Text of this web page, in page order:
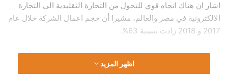
اشار ان هناك اتجاه قوي للتحول من التجارة التقليدية الى التجارة
الإلكترونية في مصر والعالم، مشيرا أن حجم اعمال الشركة خلال عام
2017 و 2018 زادت بنسبة 63%.
وتابع أن حجم اعمال الشركة في مصر زادت بنسبة 85% خلال عام
2018 حيث تعمل الشركة في 14 دولة أفريقية ، خاصة وان التحدي
اظهر المزيد